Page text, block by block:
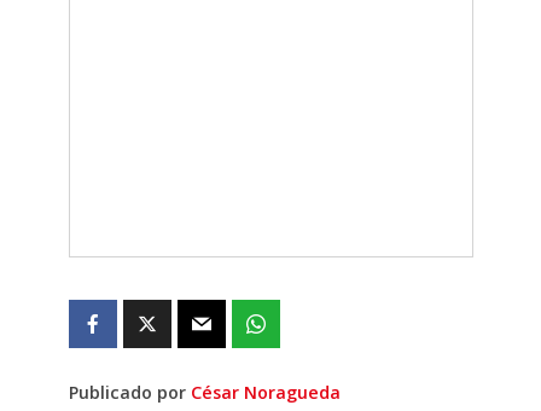
Publicado por César Noragueda